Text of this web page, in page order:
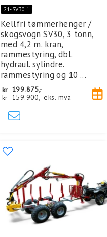
21-SV30.1
Kellfri tømmerhenger /
skogsvogn SV30, 3 tonn,
med 4,2 m. kran,
rammestyring, dbl.
hydraul. sylindre.
rammestyring og 10 ...
kr 199.875,-
kr 159.900,- eks. mva